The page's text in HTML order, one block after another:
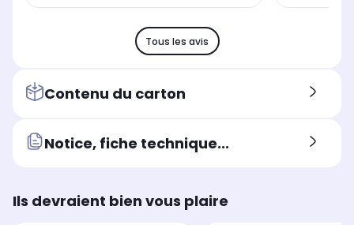
Tous les avis
Contenu du carton
Notice, fiche technique...
Ils devraient bien vous plaire